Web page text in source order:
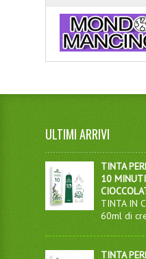
ULTIMI ARRIVI
TINTA
10
TINTA IN
60ml di
TINTA